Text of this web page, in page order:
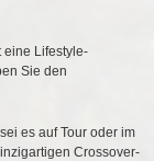
eine Lifestyle-
Sie den
es auf Tour oder im
Crossover-